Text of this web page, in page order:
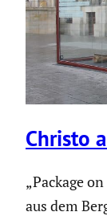
Christo
„Package
aus dem